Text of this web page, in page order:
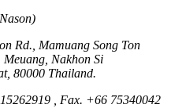
Rd., Mamuang Song Ton
Meuang, Nakhon Si
80000 Thailand.
, Fax. +66 75340042